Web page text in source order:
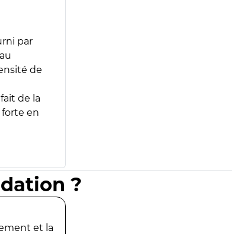
par
de
de la
en
?
et la